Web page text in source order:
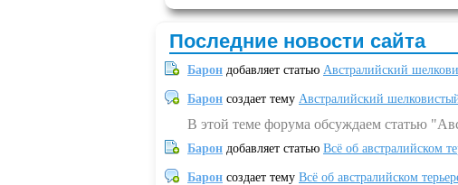
Последние новости сайта
Барон добавляет статью Австралийский
Барон создает тему Австралийский
В этой теме форума обсуждаем статью
Барон добавляет статью Всё об австралийском
Барон создает тему Всё об австралийском